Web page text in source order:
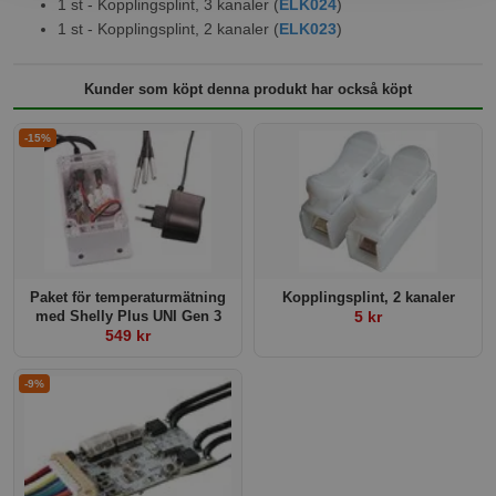
1 st - Kopplingsplint, 3 kanaler (ELK024)
1 st - Kopplingsplint, 2 kanaler (ELK023)
Kunder som köpt denna produkt har också köpt
-15%
Paket för temperaturmätning
med Shelly Plus UNI Gen 3
549 kr
Kopplingsplint, 2 kanaler
5 kr
-9%